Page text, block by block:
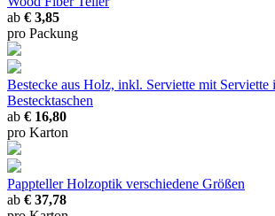
ab € 3,85
pro Packung
Bestecke aus Holz, inkl. Serviette mit Serviette
Bestecktaschen
ab € 16,80
pro Karton
Pappteller Holzoptik verschiedene Größen
ab € 37,78